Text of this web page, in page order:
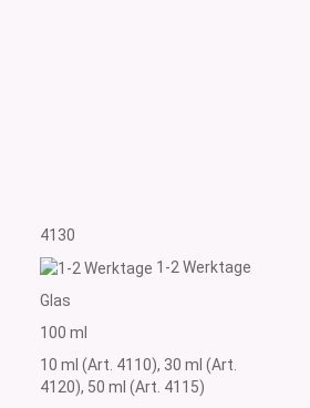
4130
1-2 Werktage
Glas
100 ml
10 ml (Art. 4110), 30 ml (Art.
4120), 50 ml (Art. 4115)